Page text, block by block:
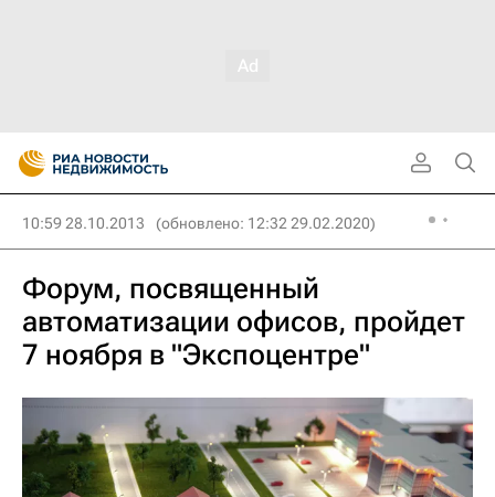
10:59 28.10.2013 (обновлено: 12:32 29.02.2020)
Форум, посвященный
автоматизации офисов, пройдет
7 ноября в "Экспоцентре"